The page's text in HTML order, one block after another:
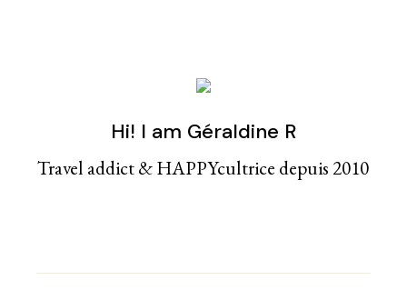
Hi! I am Géraldine R
Travel addict & HAPPYcultrice depuis 2010